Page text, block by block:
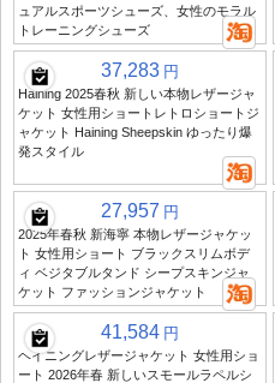
ュアルスポーツシューズ、女性のモラル
トレーニングシューズ
37,283 円
Haining 2025春秋 新しい本物レザージャ
ケット 女性用ショートレトロショートジ
ャケット Haining Sheepskin ゆったり爆
発スタイル
27,957 円
2025年春秋 新海寧 本物レザージャケッ
ト 女性用ショート ブラックスリムボデ
ィ ベジタブルタンド シープスキンジャ
ケット ファッションジャケット
41,584 円
ヘイニングレザージャケット 女性用ショ
ート 2026年春 新しいスモールラペルシ